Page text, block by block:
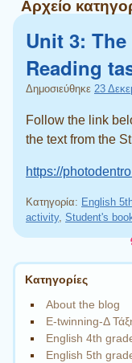
Αρχείο
Unit 3:
Reading
Δημοσιεύθηκε 23
Follow the link
the text from the
https://
Κατηγορία: English
activity, Student's
Kατηγορίες
About the blog
E-twinning-Δ
English 4th
English 5th